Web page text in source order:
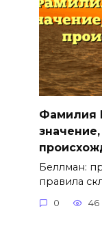
Фамилия
Беллман:
правила
0 46